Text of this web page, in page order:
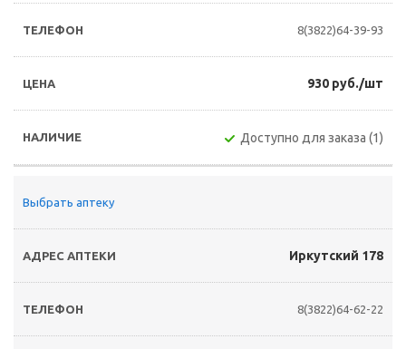
8(3822)64-39-93
930 руб./шт
Доступно для заказа (1)
Выбрать аптеку
Иркутский 178
8(3822)64-62-22